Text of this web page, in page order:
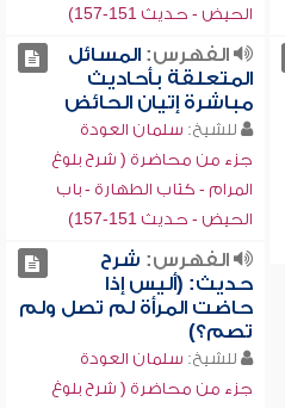
الحيض - حديث 151-157)
الفهرس:المسائل
المتعلقة بأحاديث
مباشرة إتيان الحائض
للشيخ: سلمان العودة
جزء من محاضرة ( شرح بلوغ
المرام - كتاب الطهارة - باب
الحيض - حديث 151-157)
الفهرس: شرح
حديث: (أليس إذا
حاضت المرأة لم تصل ولم
تصم؟)
للشيخ: سلمان العودة
جزء من محاضرة ( شرح بلوغ